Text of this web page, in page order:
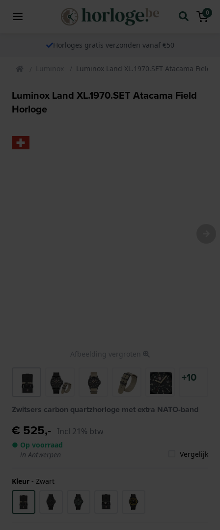
0
Horloges gratis verzonden vanaf €50
Luminox Luminox Land XL.1970.SET Atacama Field
Luminox Land XL.1970.SET Atacama Field
Horloge
Afbeelding vergroten
+10
Zwitsers carbon quartzhorloge met extra NATO-band
€ 525,- Incl 21% btw
● Op voorraad
in Antwerpen
Vergelijk
Kleur - Zwart